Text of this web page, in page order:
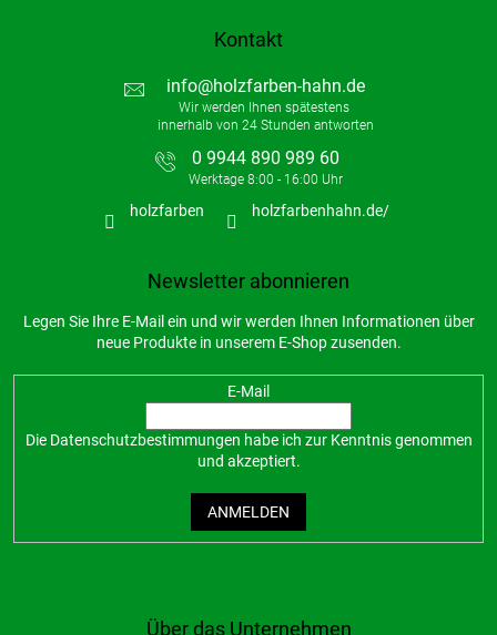
Über das Unternehmen
Kontakt
info@holzfarben-hahn.de
0 9944 890 989 60
holzfarben holzfarbenhahn.de/
Newsletter abonnieren
Legen Sie Ihre E-Mail ein und wir werden Ihnen Informationen über
neue Produkte in unserem E-Shop zusenden.
E-Mail
Die Datenschutzbestimmungen habe ich zur Kenntnis genommen
und akzeptiert.
ANMELDEN